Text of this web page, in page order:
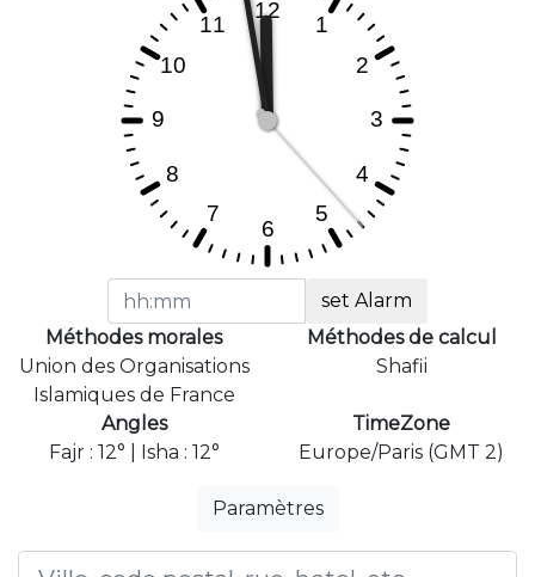
set Alarm
Méthodes morales
Union des Organisations
Islamiques de France
Méthodes de calcul
Shafii
Angles
Fajr : 12° | Isha : 12°
TimeZone
Europe/Paris (GMT 2)
Paramètres